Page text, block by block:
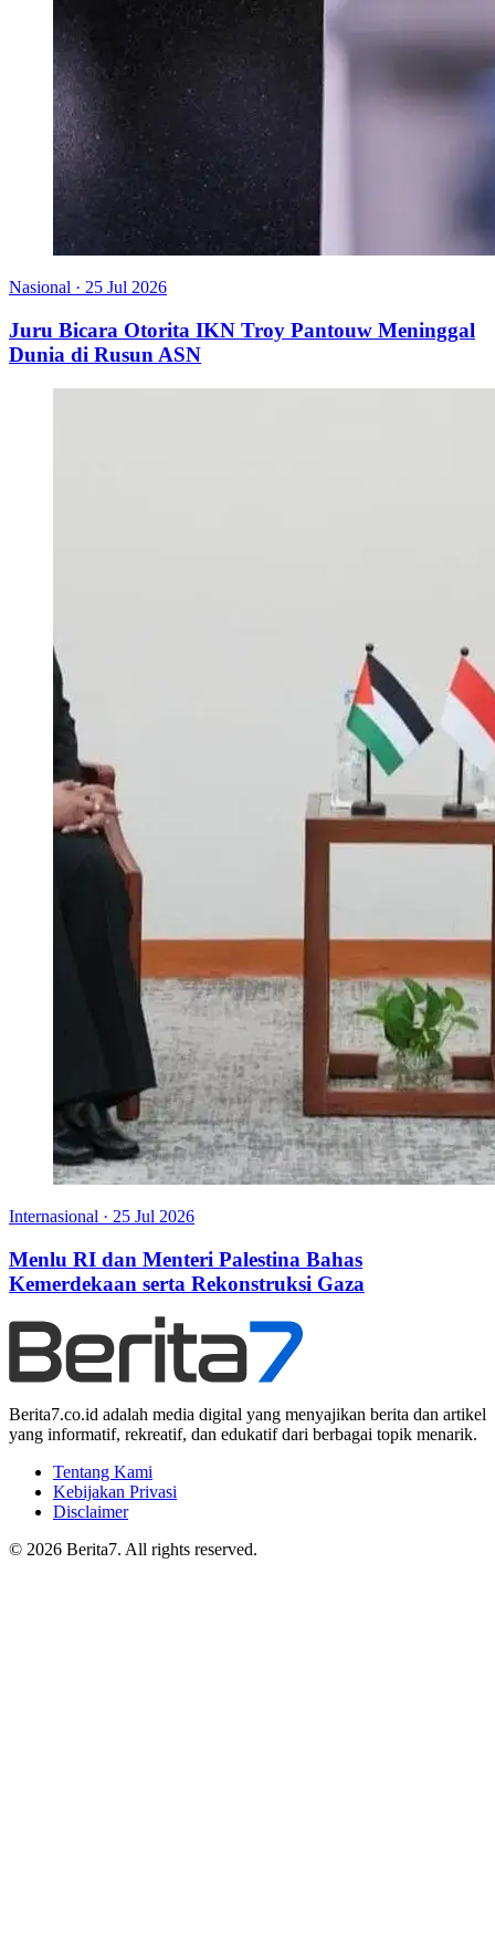
Nasional · 25 Jul 2026
Juru Bicara Otorita IKN Troy Pantouw Meninggal
Dunia di Rusun ASN
Internasional · 25 Jul 2026
Menlu RI dan Menteri Palestina Bahas
Kemerdekaan serta Rekonstruksi Gaza
Berita7.co.id adalah media digital yang menyajikan berita dan artikel
yang informatif, rekreatif, dan edukatif dari berbagai topik menarik.
Tentang Kami
Kebijakan Privasi
Disclaimer
© 2026 Berita7. All rights reserved.